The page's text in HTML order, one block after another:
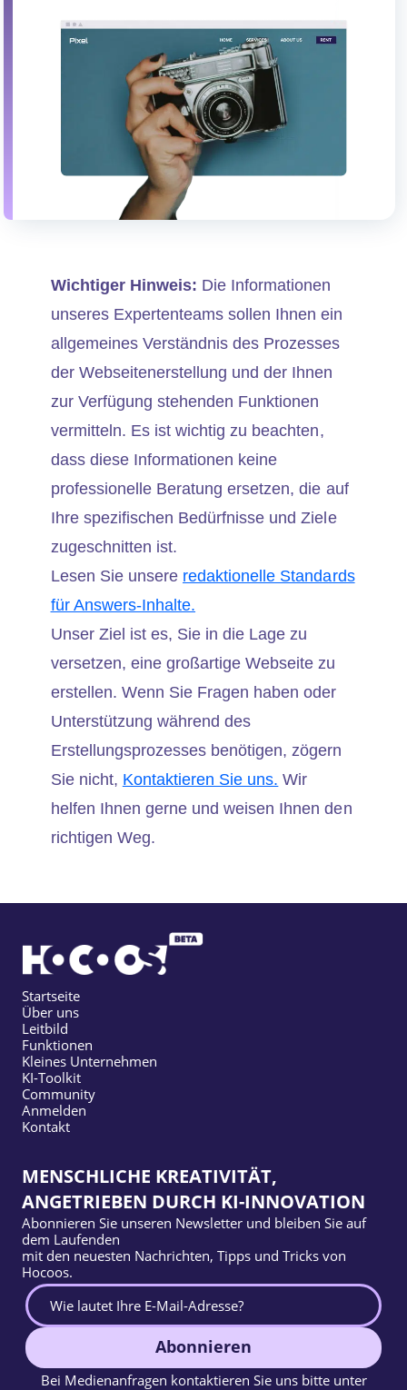
Wichtiger Hinweis: Die Informationen
unseres Expertenteams sollen Ihnen ein
allgemeines Verständnis des Prozesses
der Webseitenerstellung und der Ihnen
zur Verfügung stehenden Funktionen
vermitteln. Es ist wichtig zu beachten,
dass diese Informationen keine
professionelle Beratung ersetzen, die auf
Ihre spezifischen Bedürfnisse und Ziele
zugeschnitten ist.
Lesen Sie unsere redaktionelle Standards
für Answers-Inhalte.
Unser Ziel ist es, Sie in die Lage zu
versetzen, eine großartige Webseite zu
erstellen. Wenn Sie Fragen haben oder
Unterstützung während des
Erstellungsprozesses benötigen, zögern
Sie nicht, Kontaktieren Sie uns. Wir
helfen Ihnen gerne und weisen Ihnen den
richtigen Weg.
Startseite
Über uns
Leitbild
Funktionen
Kleines Unternehmen
KI-Toolkit
Community
Anmelden
Kontakt
MENSCHLICHE KREATIVITÄT,
ANGETRIEBEN DURCH KI-INNOVATION
Abonnieren Sie unseren Newsletter und bleiben Sie auf
dem Laufenden
mit den neuesten Nachrichten, Tipps und Tricks von
Hocoos.
Abonnieren
Bei Medienanfragen kontaktieren Sie uns bitte unter